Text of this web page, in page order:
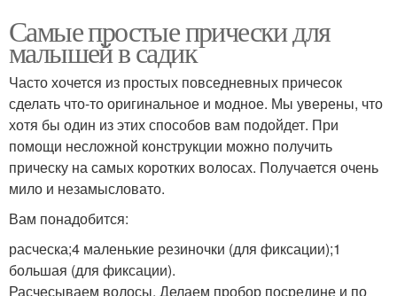
Самые простые прически для
малышей в садик
Часто хочется из простых повседневных причесок
сделать что-то оригинальное и модное. Мы уверены, что
хотя бы один из этих способов вам подойдет. При
помощи несложной конструкции можно получить
прическу на самых коротких волосах. Получается очень
мило и незамысловато.
Вам понадобится:
расческа;4 маленькие резиночки (для фиксации);1
большая (для фиксации).
Расчесываем волосы. Делаем пробор посредине и по